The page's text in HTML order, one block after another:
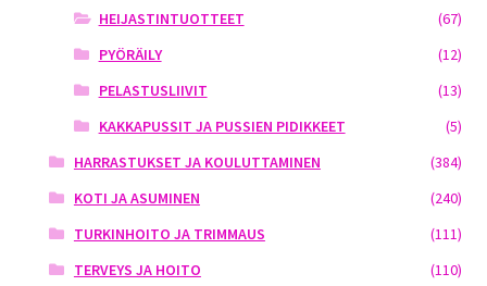
HEIJASTINTUOTTEET
(67)
PYÖRÄILY
(12)
PELASTUSLIIVIT
(13)
KAKKAPUSSIT JA PUSSIEN PIDIKKEET
(5)
HARRASTUKSET JA KOULUTTAMINEN
(384)
KOTI JA ASUMINEN
(240)
TURKINHOITO JA TRIMMAUS
(111)
TERVEYS JA HOITO
(110)